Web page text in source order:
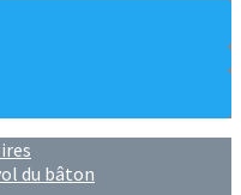
du bâton